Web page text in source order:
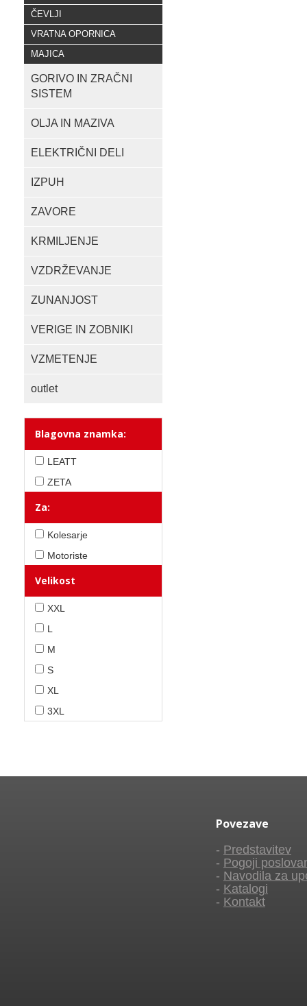
ČEVLJI
VRATNA OPORNICA
MAJICA
GORIVO IN ZRAČNI
SISTEM
OLJA IN MAZIVA
ELEKTRIČNI DELI
IZPUH
ZAVORE
KRMILJENJE
VZDRŽEVANJE
ZUNANJOST
VERIGE IN ZOBNIKI
VZMETENJE
outlet
Blagovna znamka:
LEATT
ZETA
Za:
Kolesarje
Motoriste
Velikost
XXL
L
M
S
XL
3XL
Povezave
- Predstavitev
- Pogoji
- Navodila za
- Katalogi
- Kontakt